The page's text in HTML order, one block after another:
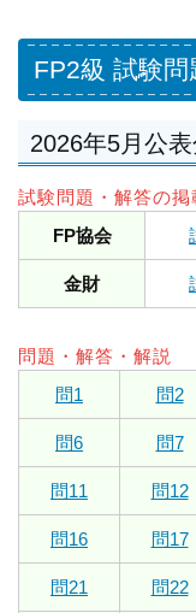
FP2級 試験問
2026年5月公表
試験問題・解答の掲
FP協会
金財
問題・解答・解説
問1
問2
問6 問7
問11 問12
問16 問17
問21 問22